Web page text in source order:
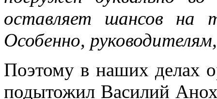
оставляет шансов на
Особенно,
Поэтому в наших делах
подытожил Василий